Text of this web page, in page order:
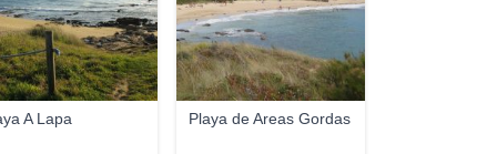
A Lapa Playa de Areas Gordas